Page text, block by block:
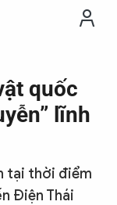
quốc
lĩnh
tại thời điểm
Điện Thái